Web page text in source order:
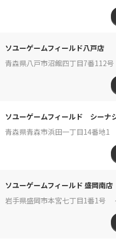
ソユーゲームフィールド八戸店
青森県八戸市沼館四丁目7番112
ソユーゲームフィールド シーナ
青森県青森市浜田一丁目14番地
ソユーゲームフィールド 盛岡南店
岩手県盛岡市本宮七丁目1番1号